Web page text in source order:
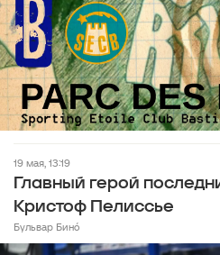
19 мая, 13:19
Главный герой
Кристоф Пелиссье
Бульвар Бинó